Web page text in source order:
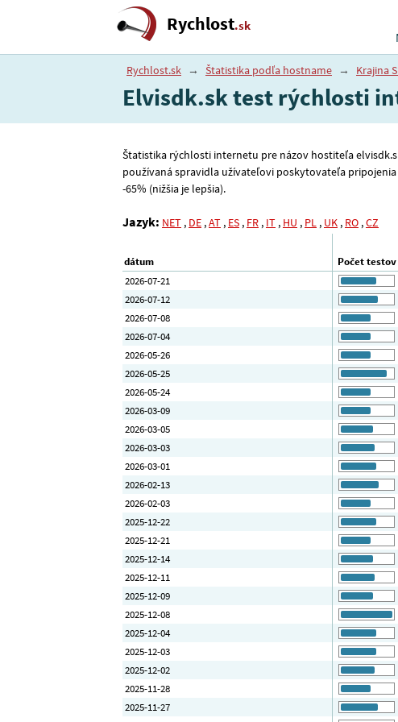
Rychlost.sk
Rychlost.sk → Štatistika podľa hostname → Krajina
Elvisdk.sk test rýchlosti
Štatistika rýchlosti internetu pre názov hostiteľa
používaná spravidla užívateľovi poskytovateľa pripojenia
-65% (nižšia je lepšia).
Jazyk: NET , DE ,AT , ES , FR , IT , HU , PL , UK , RO ,CZ
dátum
Počet testov
2026-07-21
2026-07-12
2026-07-08
2026-07-04
2026-05-26
2026-05-25
2026-05-24
2026-03-09
2026-03-05
2026-03-03
2026-03-01
2026-02-13
2026-02-03
2025-12-22
2025-12-21
2025-12-14
2025-12-11
2025-12-09
2025-12-08
2025-12-04
2025-12-03
2025-12-02
2025-11-28
2025-11-27